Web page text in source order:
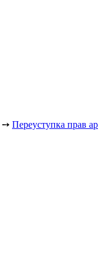
➙ Переуступка прав